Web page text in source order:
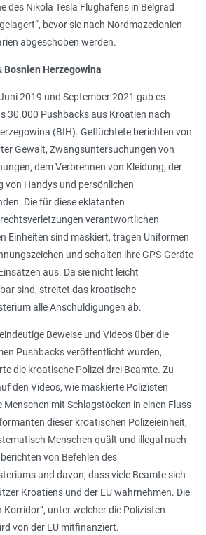
des Nikola Tesla Flughafens in Belgrad
bevor sie nach Nordmazedonien
abgeschoben werden.
Bosnien­ Herzegowina
2019 und September 2021 gab es
30.000 Pushbacks aus Kroatien nach
(BIH). Geflüchtete berichten von
Gewalt, Zwangsuntersuchungen von
dem Verbrennen von Kleidung, der
von Handys und persönlichen
Die für diese eklatanten
verantwortlichen
Einheiten sind maskiert, tragen Uniformen
und schalten ihre GPS-Geräte
aus. Da sie nicht leicht
sind, streitet das kroatische
alle Anschuldigungen ab.
Beweise und Videos über die
Pushbacks veröffentlicht wurden,
die kroatische Polizei drei Beamte. Zu
den Videos, wie maskierte Polizisten
Menschen mit Schlagstöcken in einen Fluss
dieser kroatischen Polizeieinheit,
Menschen quält und illegal nach
von Befehlen des
und davon, dass viele Beamte sich
Kroatiens und der EU wahrnehmen. Die
Korridor“, unter welcher die Polizisten
von der EU mitfinanziert.